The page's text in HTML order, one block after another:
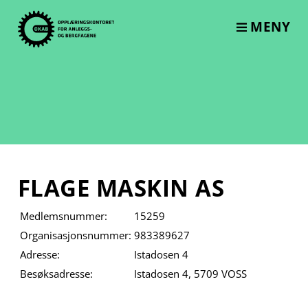
content
MENY
FLAGE MASKIN AS
Medlemsnummer:
15259
Organisasjonsnummer: 983389627
Adresse:
Istadosen 4
Besøksadresse:
Istadosen 4, 5709 VOSS